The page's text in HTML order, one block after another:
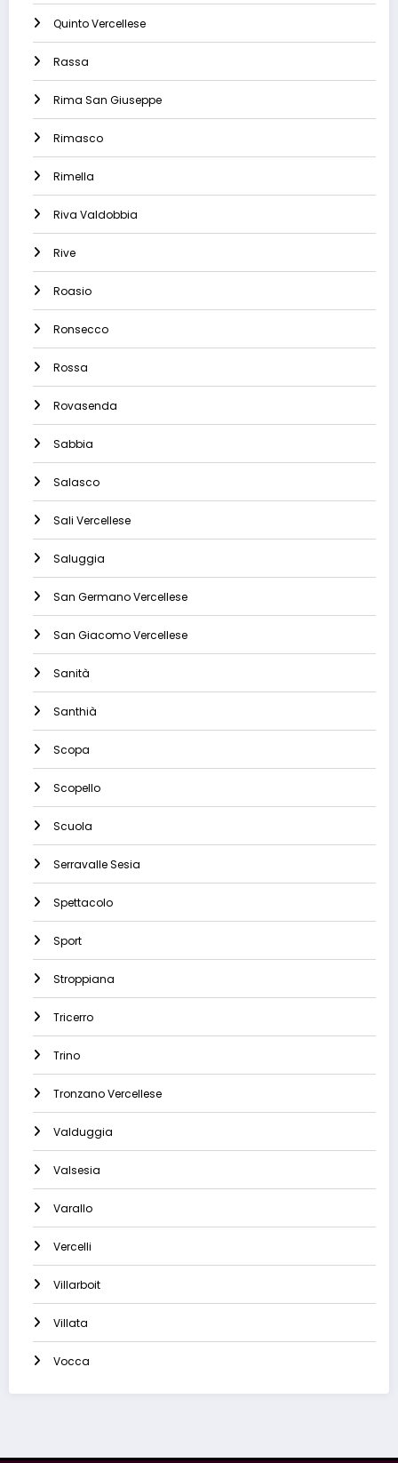
Quinto Vercellese
Rassa
Rima San Giuseppe
Rimasco
Rimella
Riva Valdobbia
Rive
Roasio
Ronsecco
Rossa
Rovasenda
Sabbia
Salasco
Sali Vercellese
Saluggia
San Germano Vercellese
San Giacomo Vercellese
Sanità
Santhià
Scopa
Scopello
Scuola
Serravalle Sesia
Spettacolo
Sport
Stroppiana
Tricerro
Trino
Tronzano Vercellese
Valduggia
Valsesia
Varallo
Vercelli
Villarboit
Villata
Vocca